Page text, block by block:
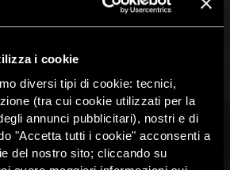
i cookie
diversi tipi di cookie: tecnici,
(tra cui cookie utilizzati per la
annunci pubblicitari), nostri e di
"Accetta tutti i cookie" acconsenti a
del nostro sito; cliccando su